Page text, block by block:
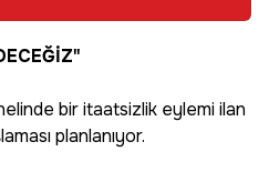
ile anlaşalım'
bir itaatsizlik eylemi ilan
planlanıyor.